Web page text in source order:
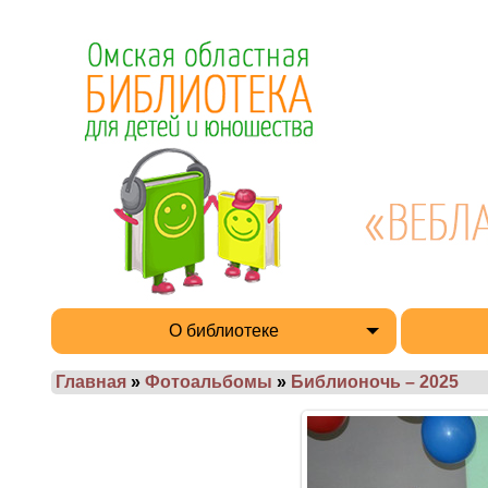
О библиотеке
Главная » Фотоальбомы » Библионочь – 2025